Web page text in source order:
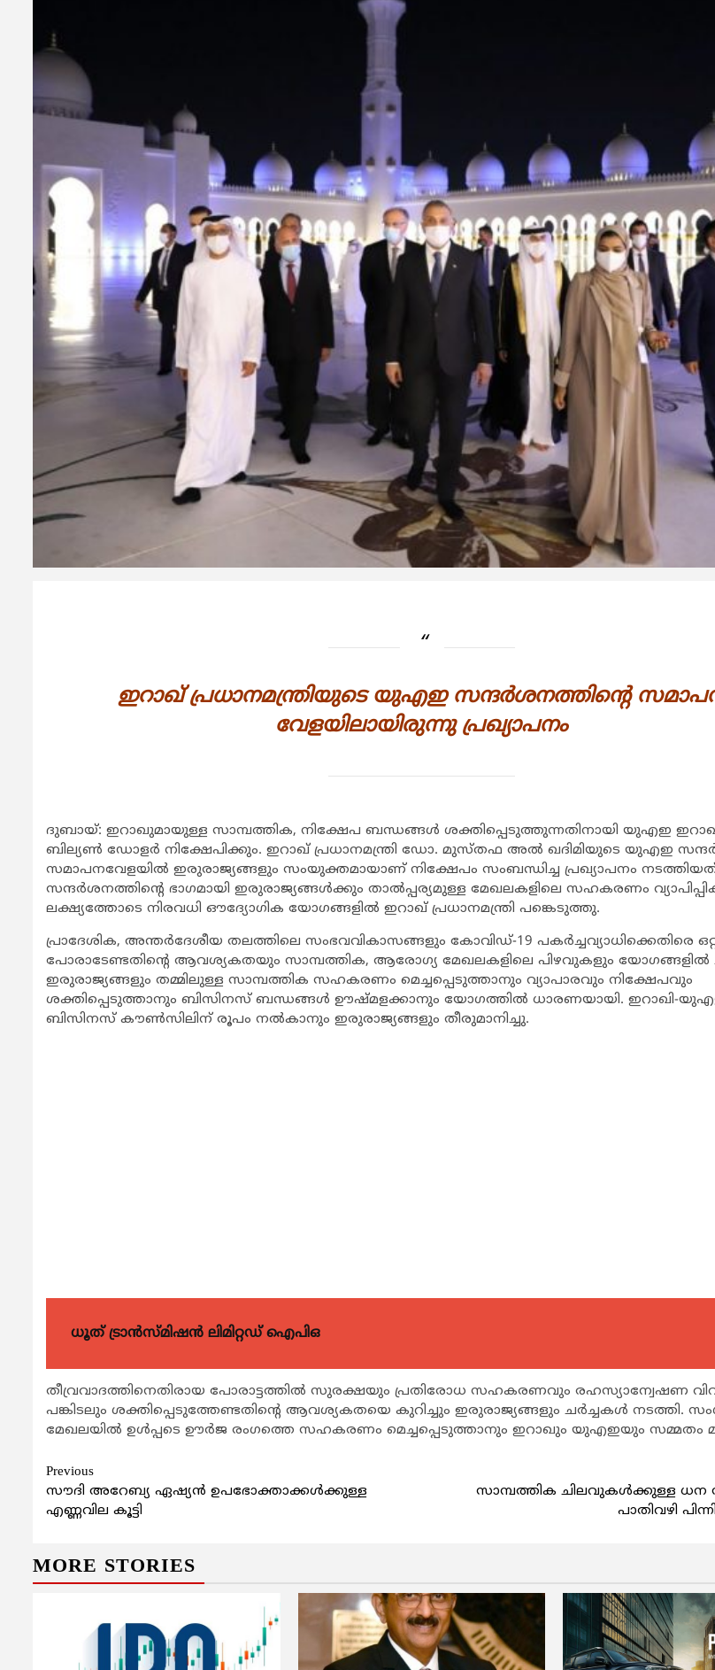
ഇറാഖ് പ്രധാനമന്ത്രിയുടെ യുഎഇ സന്ദര്‍ശനത്തിന്റെ
വേളയിലായിരുന്നു പ്രഖ്യാപനം
ദുബായ്: ഇറാഖുമായുള്ള സാമ്പത്തിക, നിക്ഷേപ ബന്ധങ്ങള്‍ ശക്തിപ്പെടുത്തുന്നതിനായി യുഎഇ
ബില്യണ്‍ ഡോളര്‍ നിക്ഷേപിക്കും. ഇറാഖ് പ്രധാനമന്ത്രി ഡോ. മുസ്തഫ അല്‍ ഖദിമിയുടെ യുഎഇ
സമാപനവേളയില്‍ ഇരുരാജ്യങ്ങളും സംയുക്തമായാണ് നിക്ഷേപം സംബന്ധിച്ച പ്രഖ്യാപനം
സന്ദര്‍ശനത്തിന്റെ ഭാഗമായി ഇരുരാജ്യങ്ങള്‍ക്കും താല്‍പ്പര്യമുള്ള മേഖലകളിലെ സഹകരണം
ലക്ഷ്യത്തോടെ നിരവധി ഔദ്യോഗിക യോഗങ്ങളില്‍ ഇറാഖ് പ്രധാനമന്ത്രി പങ്കെടുത്തു.
പ്രാദേശിക, അന്തര്‍ദേശീയ തലത്തിലെ സംഭവവികാസങ്ങളും കോവിഡ്-19 പകര്‍ച്ചവ്യാധിക്കെതിരെ
പോരാടേണ്ടതിന്റെ ആവശ്യകതയും സാമ്പത്തിക, ആരോഗ്യ മേഖലകളിലെ പിഴവുകളും യോഗങ്ങളില്‍
ഇരുരാജ്യങ്ങളും തമ്മിലുള്ള സാമ്പത്തിക സഹകരണം മെച്ചപ്പെടുത്താനും വ്യാപാരവും നിക്ഷേപവും
ശക്തിപ്പെടുത്താനും ബിസിനസ് ബന്ധങ്ങള്‍ ഊഷ്മളക്കാനും യോഗത്തില്‍ ധാരണയായി. ഇറാഖി-
ബിസിനസ് കൗണ്‍സിലിന് രൂപം നല്‍കാനും ഇരുരാജ്യങ്ങളും തീരുമാനിച്ചു.
ധൂത് ട്രാൻസ്മിഷൻ ലിമിറ്റഡ് ഐപിഒ
തീവ്രവാദത്തിനെതിരായ പോരാട്ടത്തില്‍ സുരക്ഷയും പ്രതിരോധ സഹകരണവും രഹസ്യാന്വേഷണ
പങ്കിടലും ശക്തിപ്പെടുത്തേണ്ടതിന്റെ ആവശ്യകതയെ കുറിച്ചും ഇരുരാജ്യങ്ങളും ചര്‍ച്ചകള്‍ നടത്തി.
മേഖലയില്‍ ഉള്‍പ്പടെ ഊര്‍ജ രംഗത്തെ സഹകരണം മെച്ചപ്പെടുത്താനും ഇറാഖും യുഎഇയും സമ്മതം
Continue
Reading
Previous
സൗദി അറേബ്യ ഏഷ്യന്‍ ഉപഭോക്താക്കള്‍ക്കുള്ള
എണ്ണവില കൂട്ടി
സാമ്പത്തിക ചിലവുകള്‍ക്കുള്ള
പാതിവഴി
MORE STORIES